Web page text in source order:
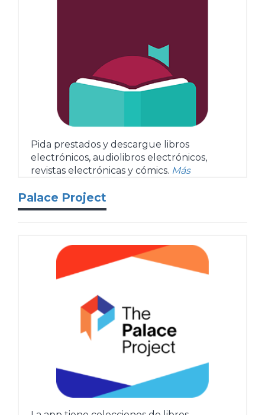
Pida prestados y descargue libros
electrónicos, audiolibros electrónicos,
revistas electrónicas y cómics. Más
Palace Project